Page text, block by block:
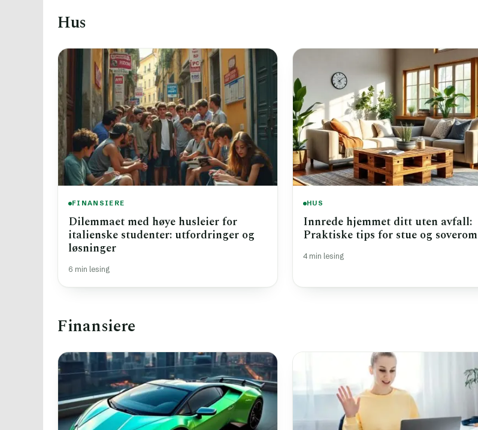
Hus
FINANSIERE
Dilemmaet med høye husleier for
italienske studenter: utfordringer og
løsninger
6 min lesing
HUS
Innrede hjemmet ditt uten avfall:
Praktiske tips for stue og soverom
4 min lesing
Finansiere